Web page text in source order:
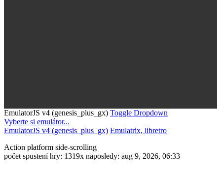
EmulatorJS v4 (genesis_plus_gx) Toggle Dropdown
Vyberte si emulátor...
EmulatorJS v4 (genesis_plus_gx) Emulatrix, libretro
Action platform side-scrolling
počet spustení hry: 1319x naposledy: aug 9, 2026, 06:33